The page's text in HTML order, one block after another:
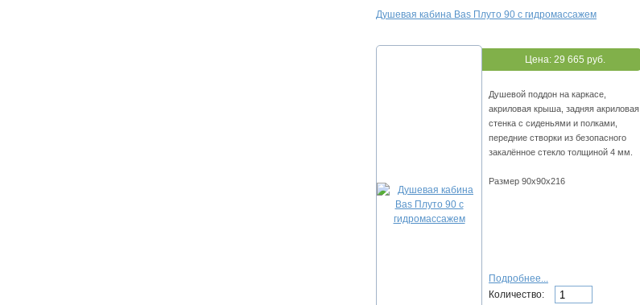
Душевая кабина Bas Плуто 90 с гидромассажем
Цена: 29 665 руб.
Душевой поддон на каркасе,
акриловая крыша, задняя акриловая
стенка с сиденьями и полками,
передние створки из безопасного
закалённое стекло толщиной 4 мм.
Размер 90х90х216
Подробнее...
Количество: